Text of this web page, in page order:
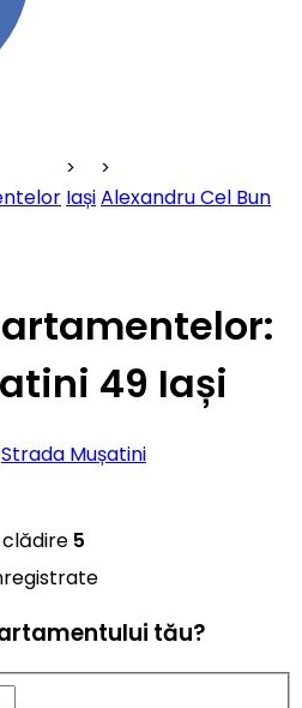
IașiAlexandru Cel Bun
49 Iași
Strada Mușatini
clădire 5
tău?